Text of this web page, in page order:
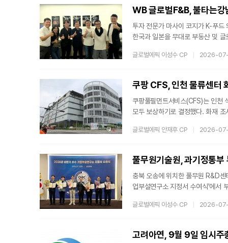
사업재편계획을 최종 승인했다.
WB 글로벌F&B, 불타는
투자 전문가 마사이 코지가 K-푸
한국과 일본을 무대로 부동산 및
룹(빅컬쳐엔터테인먼트 석현수 회
각적인 사업을 성공적으로 추진해
글로벌에픽 이성수 CP 2026-
쿠팡 CFS, 인천 물류센터
쿠팡풀필먼트서비스(CFS)는 인천
모두 보상하기로 결정했다. 화재
위하다. 불이 탄 공간의 재고만 보
고 재고를 꺼내는 과정에서 발생하
글로벌에픽 안재후 CP 2026-
풀무원기술원, 과기정통
충북 오송에 위치한 풀무원 R&D
업부설연구소 지정서 수여식'에서
여한 공로를 다시 한번 공식적으로
친환경 케어를 연구개발의 네 가
글로벌에픽 이성수 CP 2026-
고려아연, 9월 9일 임시주